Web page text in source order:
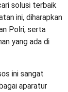
solusi terbaik
ini, diharapkan
Polri, serta
yang ada di
ini sangat
aparatur